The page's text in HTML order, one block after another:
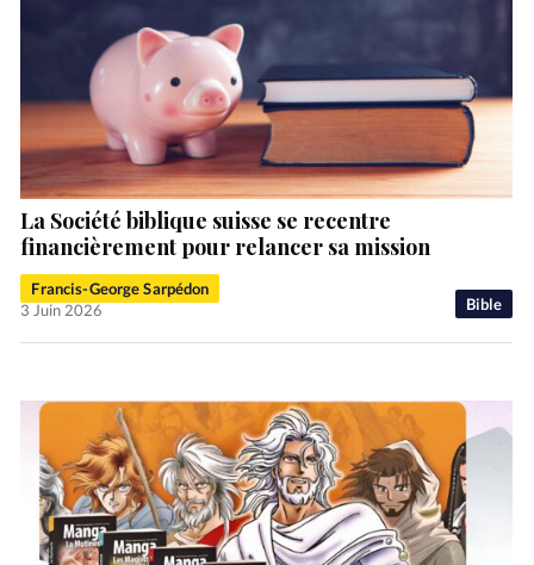
Bible
La Société biblique suisse se recentre
financièrement pour relancer sa mission
Francis-George Sarpédon
3 Juin 2026